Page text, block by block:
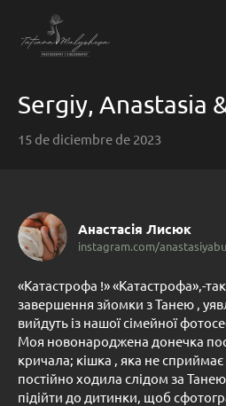
Sergiy, Anastasia
15 de diciembre de 2023
Анастасія Лисюк
«Катастрофа !» «Катастрофа»,-
завершення зйомки з Танею ,
вийдуть із нашої сімейної
Моя новонароджена донечка
кричала; кішка , яка не
постійно ходила слідом за
підійти до дитинки, щоб